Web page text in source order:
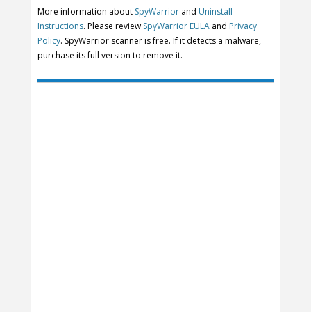
More information about SpyWarrior and Uninstall
Instructions. Please review SpyWarrior EULA and Privacy
Policy. SpyWarrior scanner is free. If it detects a malware,
purchase its full version to remove it.